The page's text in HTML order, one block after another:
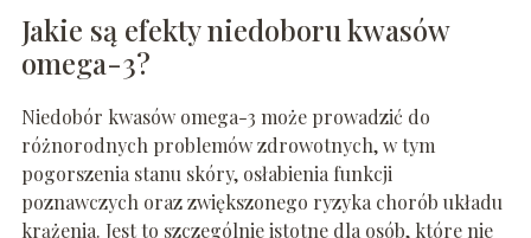
Jakie są efekty niedoboru kwasów
omega-3?
Niedobór kwasów omega-3 może prowadzić do
różnorodnych problemów zdrowotnych, w tym
pogorszenia stanu skóry, osłabienia funkcji
poznawczych oraz zwiększonego ryzyka chorób układu
krążenia. Jest to szczególnie istotne dla osób, które nie